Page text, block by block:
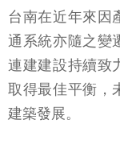
台南在近年來因
通系統亦隨之變
連建建設持續致
取得最佳平衡，
建築發展。